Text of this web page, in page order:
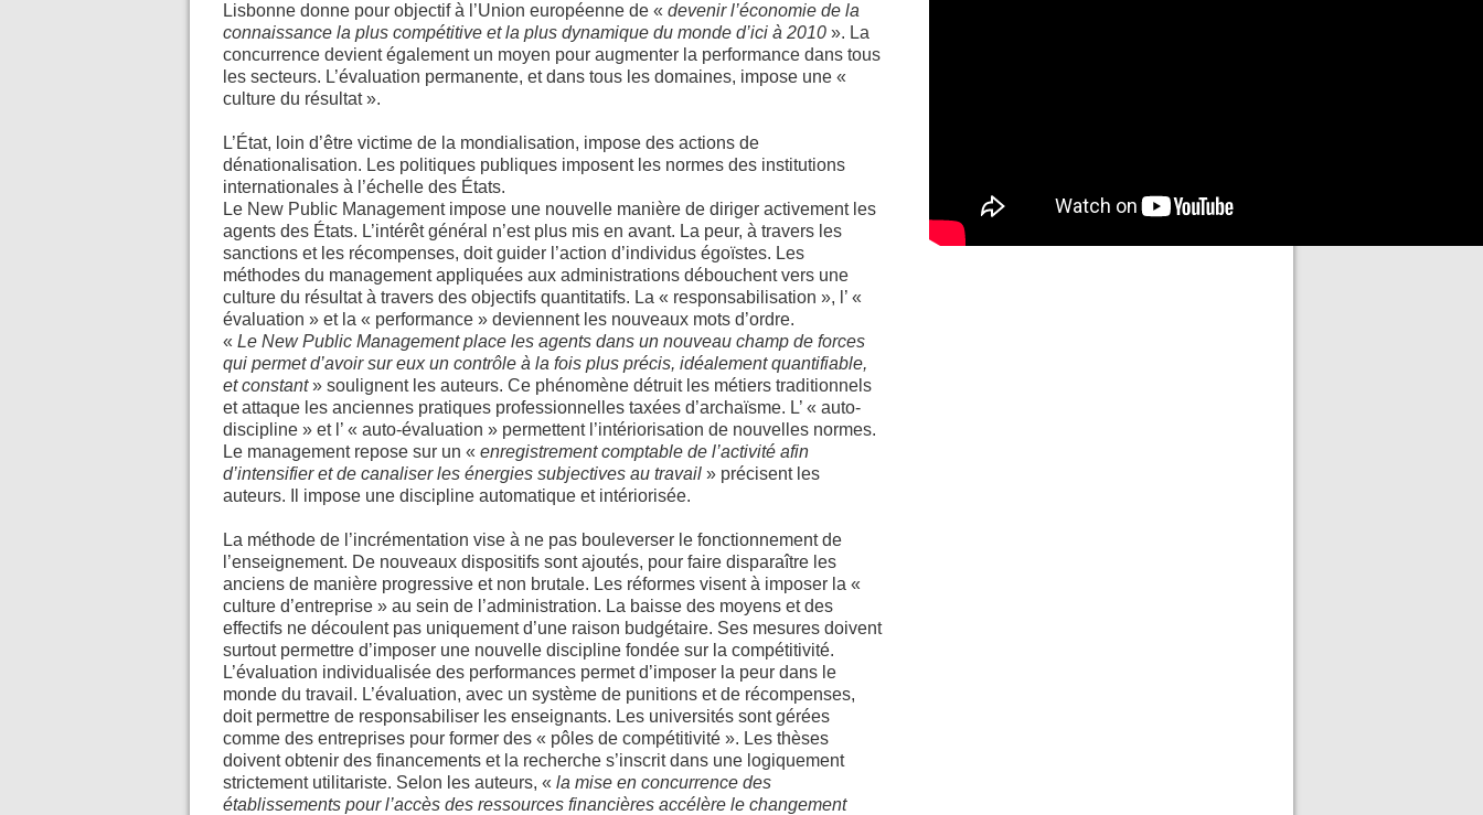
Lisbonne donne pour objectif à l’Union européenne de « devenir l’économie de la
connaissance la plus compétitive et la plus dynamique du monde d’ici à 2010 ». La
concurrence devient également un moyen pour augmenter la performance dans tous
les secteurs. L’évaluation permanente, et dans tous les domaines, impose une «
culture du résultat ».
L’État, loin d’être victime de la mondialisation, impose des actions de
dénationalisation. Les politiques publiques imposent les normes des institutions
internationales à l’échelle des États.
Le New Public Management impose une nouvelle manière de diriger activement les
agents des États. L’intérêt général n’est plus mis en avant. La peur, à travers les
sanctions et les récompenses, doit guider l’action d’individus égoïstes. Les
méthodes du management appliquées aux administrations débouchent vers une
culture du résultat à travers des objectifs quantitatifs. La « responsabilisation », l’ «
évaluation » et la « performance » deviennent les nouveaux mots d’ordre.
« Le New Public Management place les agents dans un nouveau champ de forces
qui permet d’avoir sur eux un contrôle à la fois plus précis, idéalement quantifiable,
et constant» soulignent les auteurs. Ce phénomène détruit les métiers traditionnels
et attaque les anciennes pratiques professionnelles taxées d’archaïsme. L’ « auto-
discipline » et l’ « auto-évaluation » permettent l’intériorisation de nouvelles normes.
Le management repose sur un « enregistrement comptable de l’activité afin
d’intensifier et de canaliser les énergies subjectives au travail » précisent les
auteurs. Il impose une discipline automatique et intériorisée.
La méthode de l’incrémentation vise à ne pas bouleverser le fonctionnement de
l’enseignement. De nouveaux dispositifs sont ajoutés, pour faire disparaître les
anciens de manière progressive et non brutale. Les réformes visent à imposer la «
culture d’entreprise » au sein de l’administration. La baisse des moyens et des
effectifs ne découlent pas uniquement d’une raison budgétaire. Ses mesures doivent
surtout permettre d’imposer une nouvelle discipline fondée sur la compétitivité.
L’évaluation individualisée des performances permet d’imposer la peur dans le
monde du travail. L’évaluation, avec un système de punitions et de récompenses,
doit permettre de responsabiliser les enseignants. Les universités sont gérées
comme des entreprises pour former des « pôles de compétitivité ». Les thèses
doivent obtenir des financements et la recherche s’inscrit dans une logiquement
strictement utilitariste. Selon les auteurs, « la mise en concurrence des
établissements pour l’accès des ressources financières accélère le changement